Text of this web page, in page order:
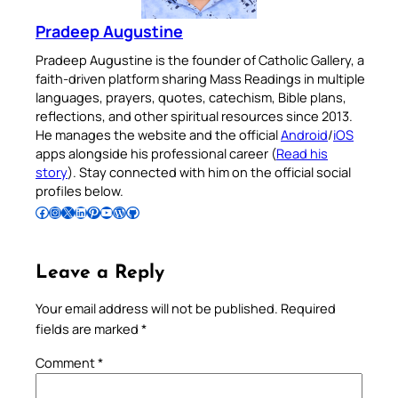
Pradeep Augustine
Pradeep Augustine is the founder of Catholic Gallery, a
faith-driven platform sharing Mass Readings in multiple
languages, prayers, quotes, catechism, Bible plans,
reflections, and other spiritual resources since 2013.
He manages the website and the officialAndroid/iOS
apps alongside his professional career (Read his
story). Stay connected with him on the official social
profiles below.
Follow Pradeep on Facebook Follow Pradeep on InstagramFollow Pradeep on X Follow Pradeep on LinkedIn Follow Pradeep on Pinterest Subscribe to Pradeep’s Youtube Channel Follow Pradeep on WordPress Follow Pradeep on GitHub
Leave a Reply
Your email address will not be published. Required
fields are marked *
Comment*